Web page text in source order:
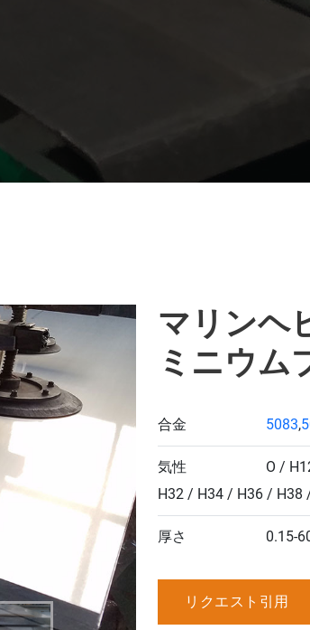
次
マリンヘ
ミニウム
合金 5083,
気性
O /
H32 / H34 / H36 / H38
厚さ 0.15-
リクエスト引用